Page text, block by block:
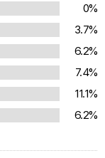
흔들렸다. 그것은
다. “그냥 뭐. 기술
렸다. “원래 꿈은 뭔
_본문 7~8쪽 먼
있는 거대한 굴착기
은 시작된다. 26년
뒤 자신의 중고 굴
0%
3.7%
6.2%
7.4%
11.1%
6.2%